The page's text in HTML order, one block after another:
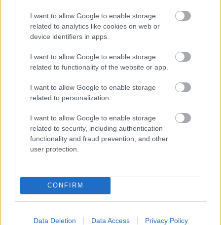
I want to allow Google to enable storage
related to analytics like cookies on web or
device identifiers in apps.
I want to allow Google to enable storage
related to functionality of the website or app.
I want to allow Google to enable storage
related to personalization.
I want to allow Google to enable storage
related to security, including authentication
functionality and fraud prevention, and other
user protection.
CONFIRM
Data Deletion Data Access Privacy Policy
csak gondolkodni ne kelljen
szinhaz szerk.•2016. december 09.
Miről szóltak és miről nem az 56-os tematikájú